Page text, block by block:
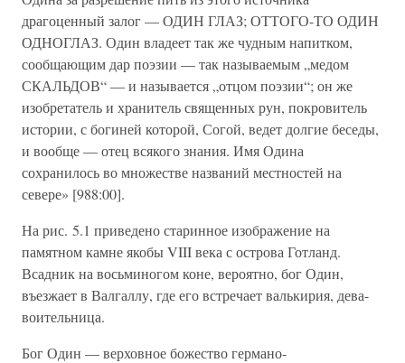
драгоценный залог — ОДИН ГЛАЗ; ОТТОГО-ТО ОДИН
ОДНОГЛАЗ. Один владеет так же чудным напитком,
сообщающим дар поэзии — так называемым „медом
СКАЛЬДОВ“ — и называется „отцом поэзии“; он же
изобретатель и хранитель священных рун, покровитель
истории, с богиней которой, Согой, ведет долгие беседы,
и вообще — отец всякого знания. Имя Одина
сохранилось во множестве названий местностей на
севере» [988:00].
На рис. 5.1 приведено старинное изображение на
памятном камне якобы VIII века с острова Готланд.
Всадник на восьминогом коне, вероятно, бог Один,
въезжает в Валгаллу, где его встречает валькирия, дева-
воительница.
Бог Один — верховное божество германо-